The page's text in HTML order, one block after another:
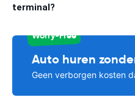
terminal?
Worry-Free
Auto huren
Geen verborgen kosten